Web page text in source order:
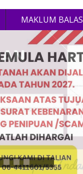
MAKLUM BALAS